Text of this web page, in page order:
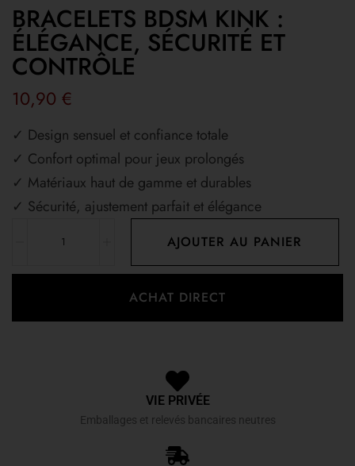
BRACELETS BDSM KINK :
ÉLÉGANCE, SÉCURITÉ ET
CONTRÔLE
10,90 €
✓ Design sensuel et confiance totale
✓ Confort optimal pour jeux prolongés
✓ Matériaux haut de gamme et durables
✓ Sécurité, ajustement parfait et élégance
AJOUTER AU PANIER
ACHAT DIRECT
VIE PRIVÉE
Emballages et relevés bancaires neutres